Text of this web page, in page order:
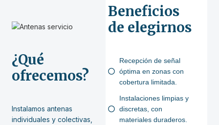
¿Qué
ofrecemos?
Instalamos antenas
individuales y colectivas,
Beneficios
de elegirnos
Recepción de señal
óptima en zonas con
cobertura limitada.
Instalaciones limpias y
discretas, con
materiales duraderos.